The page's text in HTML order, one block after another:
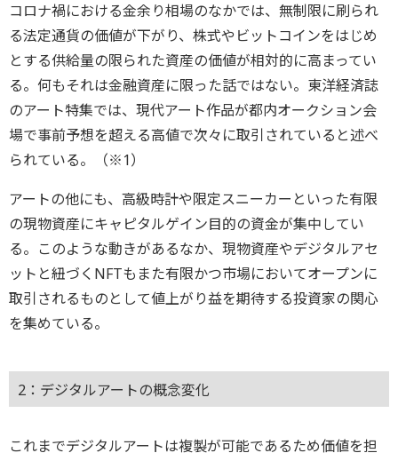
コロナ禍における金余り相場のなかでは、無制限に刷られ
る法定通貨の価値が下がり、株式やビットコインをはじめ
とする供給量の限られた資産の価値が相対的に高まってい
る。何もそれは金融資産に限った話ではない。東洋経済誌
のアート特集では、現代アート作品が都内オークション会
場で事前予想を超える高値で次々に取引されていると述べ
られている。（※1）
アートの他にも、高級時計や限定スニーカーといった有限
の現物資産にキャピタルゲイン目的の資金が集中してい
る。このような動きがあるなか、現物資産やデジタルアセ
ットと紐づくNFTもまた有限かつ市場においてオープンに
取引されるものとして値上がり益を期待する投資家の関心
を集めている。
2：デジタルアートの概念変化
これまでデジタルアートは複製が可能であるため価値を担